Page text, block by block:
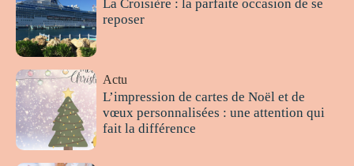
La Croisière : la parfaite occasion de se
reposer
Actu
L’impression de cartes de Noël et de
vœux personnalisées : une attention qui
fait la différence